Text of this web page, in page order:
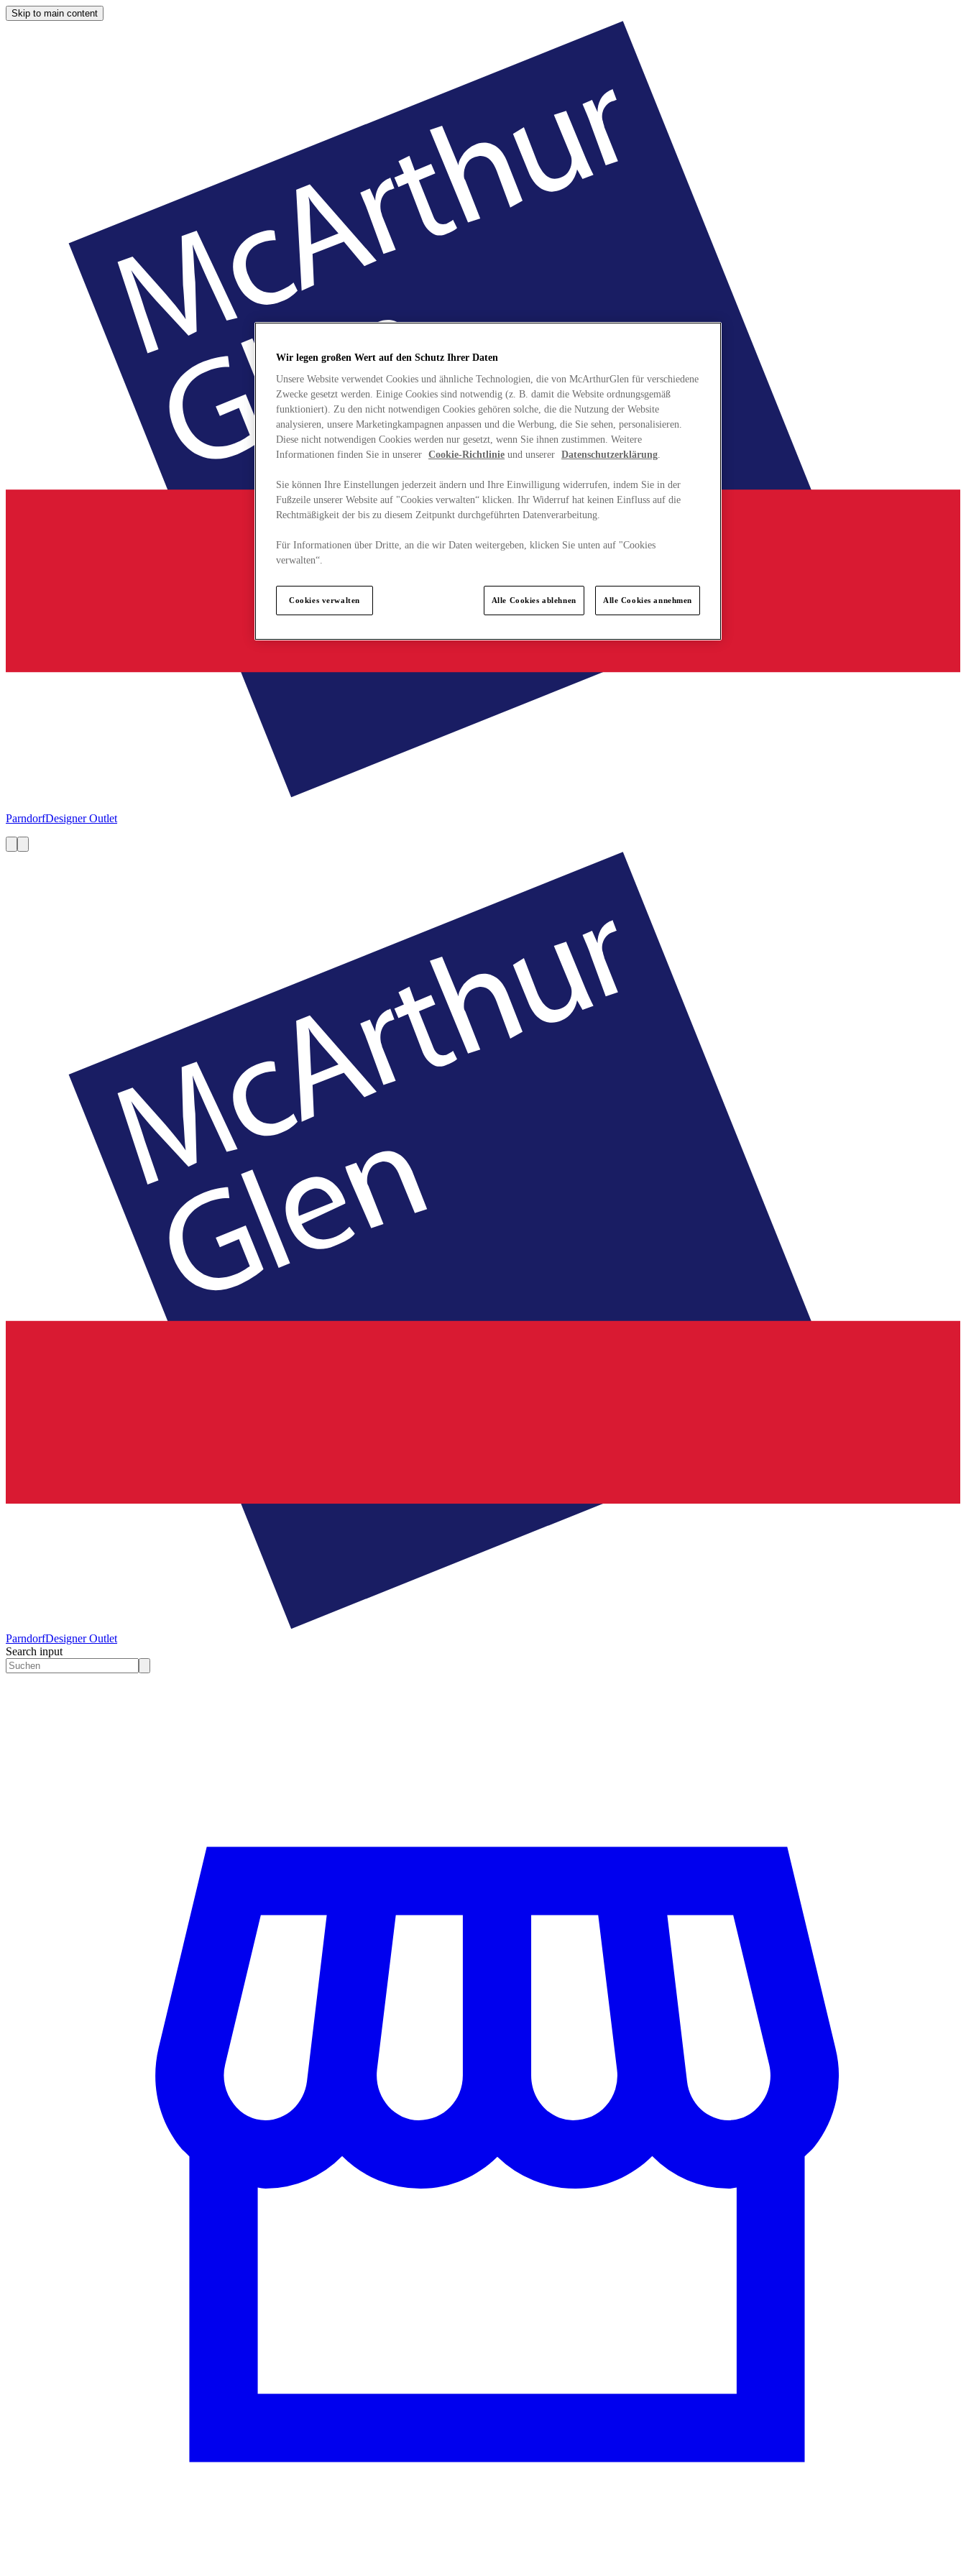
Skip to main content
ParndorfDesigner Outlet
ParndorfDesigner Outlet
Search input
Wir legen großen Wert auf den Schutz Ihrer Daten
Unsere Website verwendet Cookies und ähnliche Technologien, die von McArthurGlen für verschiedene
Zwecke gesetzt werden. Einige Cookies sind notwendig (z. B. damit die Website ordnungsgemäß
funktioniert). Zu den nicht notwendigen Cookies gehören solche, die die Nutzung der Website
analysieren, unsere Marketingkampagnen anpassen und die Werbung, die Sie sehen, personalisieren.
Diese nicht notwendigen Cookies werden nur gesetzt, wenn Sie ihnen zustimmen. Weitere
Informationen finden Sie in unserer Cookie-Richtlinie und unserer Datenschutzerklärung.
Sie können Ihre Einstellungen jederzeit ändern und Ihre Einwilligung widerrufen, indem Sie in der
Fußzeile unserer Website auf "Cookies verwalten“ klicken. Ihr Widerruf hat keinen Einfluss auf die
Rechtmäßigkeit der bis zu diesem Zeitpunkt durchgeführten Datenverarbeitung.
Für Informationen über Dritte, an die wir Daten weitergeben, klicken Sie unten auf "Cookies
verwalten“.
Cookies verwalten Alle Cookies ablehnen Alle Cookies annehmen